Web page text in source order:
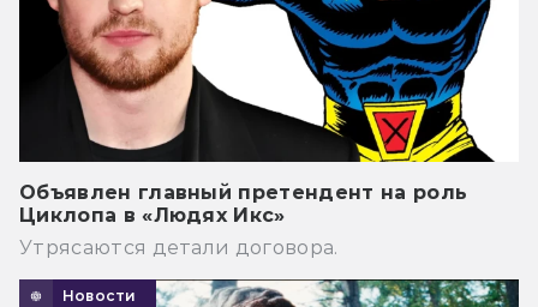
Объявлен главный претендент на роль
Циклопа в «Людях Икс»
Утрясаются детали договора.
Новости